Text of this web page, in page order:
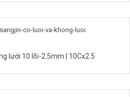
lưới 10 lõi-2.5mm | 10Cx2.5